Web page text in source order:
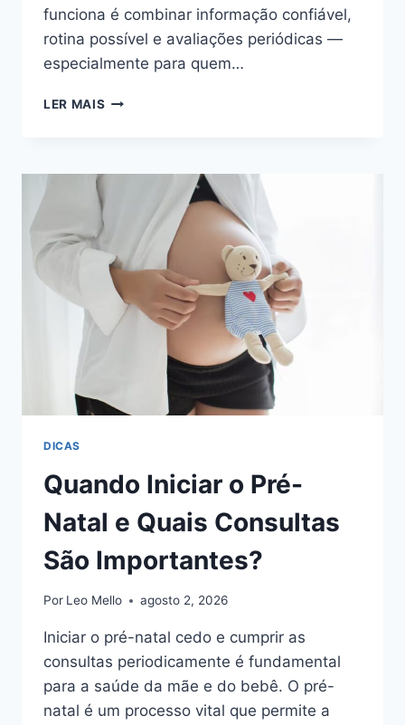
funciona é combinar informação confiável,
rotina possível e avaliações periódicas —
especialmente para quem…
LER MAIS GUIA
NO
CUIDAR
MELHOR
E
ESCOLHER
COM
CRITÉRIO
DICAS
Quando Iniciar o Pré-
Natal e Quais Consultas
São Importantes?
Por Leo Mello agosto 2, 2026
Iniciar o pré-natal cedo e cumprir as
consultas periodicamente é fundamental
para a saúde da mãe e do bebê. O pré-
natal é um processo vital que permite a